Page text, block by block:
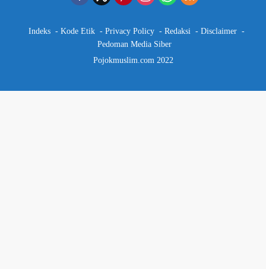
Indeks Kode Etik Privacy Policy Redaksi
Disclaimer
Pedoman Media Siber
Pojokmuslim.com 2022